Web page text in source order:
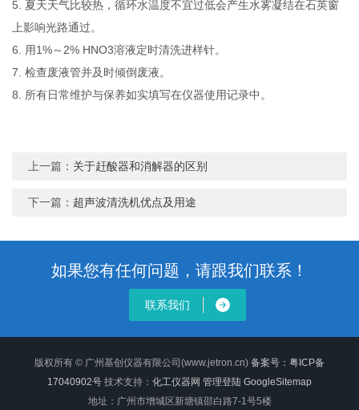
5. 夏天天气比较热，循环水温度不宜过低会产生水雾凝结在石英窗
上影响光路通过。
6. 用1%～2% HNO3溶液定时清洗进样针。
7.检查废液管并及时倾倒废液。
8. 所有日常维护与保养如实填写在仪器使用记录中。
上一篇： 关于赶酸器和消解器的区别
下一篇： 超声波清洗机优点及用途
如果您有任何问题，请跟我们联系！
联系我们
版权所有 © 广州基创仪器有限公司(www.jetron.cn) 备案号：粤ICP备
17040902号 技术支持： 化工仪器网 管理登陆 GoogleSitemap
地址：广州市增城区新塘镇邵白路7-1号5楼